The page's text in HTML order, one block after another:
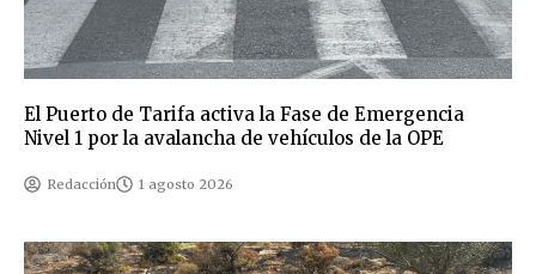
El Puerto de Tarifa activa la Fase de Emergencia
Nivel 1 por la avalancha de vehículos de la OPE
Redacción 1 agosto 2026